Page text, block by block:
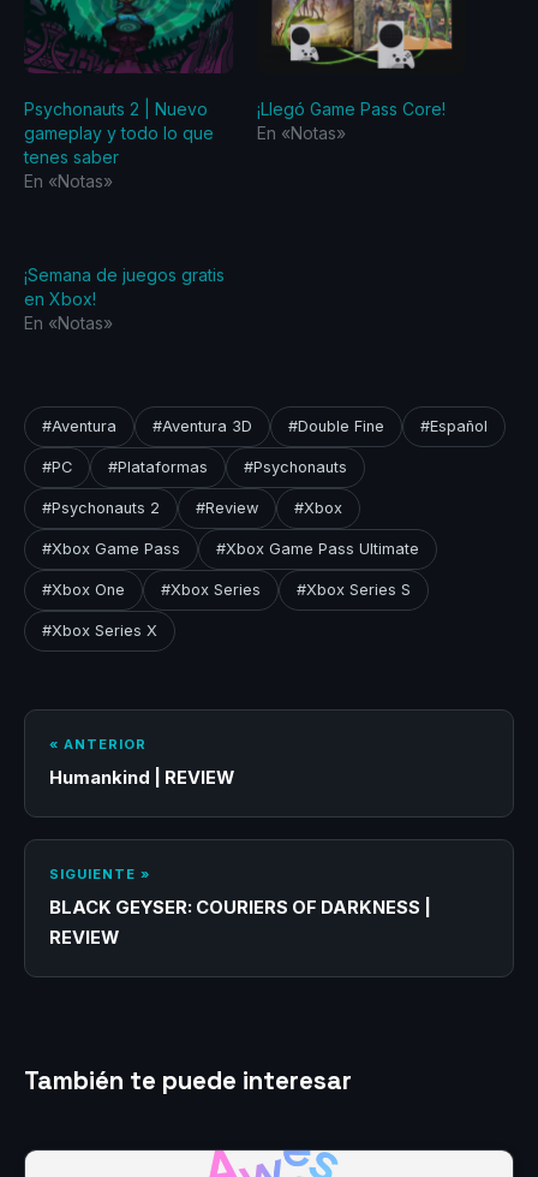
Psychonauts 2 | Nuevo
gameplay y todo lo que
tenes saber
En «Notas»
¡Llegó Game Pass Core!
En «Notas»
¡Semana de juegos gratis
en Xbox!
En «Notas»
#Aventura #Aventura 3D #Double Fine #Español
#PC #Plataformas #Psychonauts
#Psychonauts 2 #Review #Xbox
#Xbox Game Pass #Xbox Game Pass Ultimate
#Xbox One #Xbox Series #Xbox Series S
#Xbox Series X
« ANTERIOR
Humankind | REVIEW
SIGUIENTE »
BLACK GEYSER: COURIERS OF DARKNESS |
REVIEW
También te puede interesar